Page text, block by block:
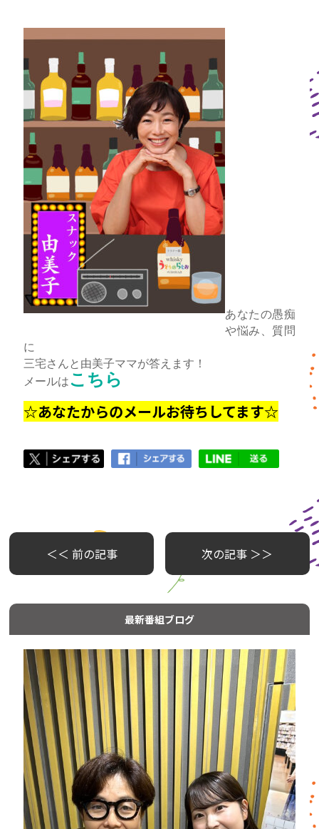
あなたの愚痴
や悩み、質問
に
三宅さんと由美子ママが答えます！
メールはこちら
☆あなたからのメールお待ちしてます☆
＜＜ 前の記事 次の記事 ＞＞
最新番組ブログ